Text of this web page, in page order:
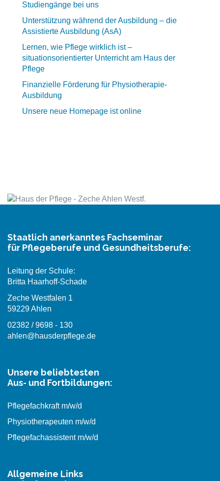
Studiengänge bei uns
Unterstützung während der Ausbildung – die
Assistierte Ausbildung (AsA)
Lernen, wie Pflege wirklich ist –
situationsorientierter Unterricht am Haus der
Pflege
Finanzielle Förderung für Physiotherapie-
Ausbildung
Unsere neue Homepage ist online
Staatlich anerkanntes Fachseminar
für Pflegeberufe und Gesundheitsberufe:
Leitung der Schule:
Britta Haarhoff-Schade
Zeche Westfalen 1
59229 Ahlen
02382 / 9698 - 130
ahlen@hausderpflege.de
Unsere beliebtesten
Aus- und Fortbildungen:
Pflegefachkraft m/w/d
Physiotherapeuten m/w/d
Pflegefachassistent m/w/d
Allgemeine Links